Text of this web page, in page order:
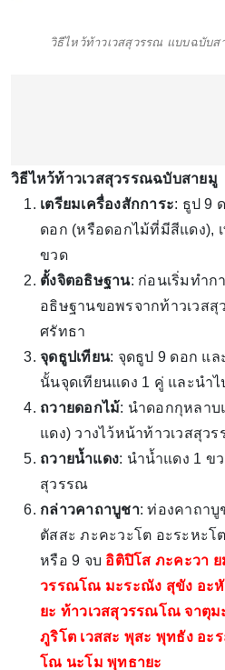
วิธีไหว้ท้าวเวสสุวรรณ แบบฉบับ
วิธีไหว้ท้าวเวสสุวรรณฉบับสายมู
เตรียมเครื่องสักการะ: ธูป 9
ดอก (หรือดอกไม้ที่มีสีแดง),
ขวด
ตั้งจิตอธิษฐาน: ก่อนเริ่มทำก
อธิษฐานขอพรจากท้าวเวส
ศรัทธา
จุดธูปเทียน: จุดธูป 9 ดอก แล
นั้นจุดเทียนแดง 1 คู่ และนำไ
ถวายดอกไม้: นำดอกกุหลาบ
แดง) วางไว้หน้าท้าวเวสสุว
ถวายน้ำแดง: นำน้ำแดง 1 ข
สุวรรณ
กล่าวคาถาบูชา: ท่องคาถาบู
ตัสสะ ภะคะวะโต อะระหะ
หรือ 9 จบ อิติปิโส ภะคะวา
วรรณโณ มะระณัง สุขัง อะ
ยะ ท้าวเวสสุวรรณโณ จาตุ
ภูริโต เวสสะ พุสะ พุทธัง อะ
โณ นะโม พุทธายะ